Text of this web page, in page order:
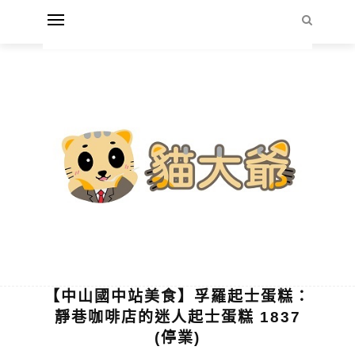
【中山國中站美食】孚羅起士蛋糕：
靜巷咖啡店的迷人起士蛋糕 1837
(停業)